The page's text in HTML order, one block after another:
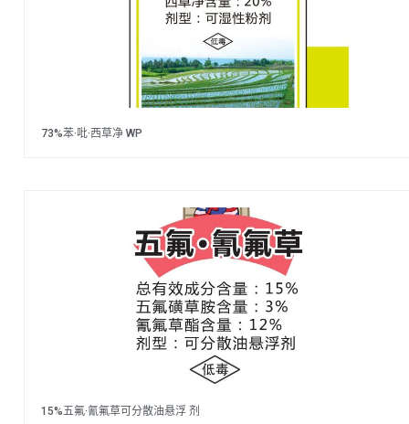
73%苯·吡·西草净 WP
15%五氟·氰氟草可分散油悬浮 剂